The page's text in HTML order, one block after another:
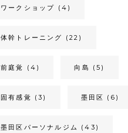
ワークショップ (4)
体幹トレーニング (22)
前庭覚 (4) 向島 (5)
固有感覚 (3) 墨田区 (6)
墨田区パーソナルジム (43)